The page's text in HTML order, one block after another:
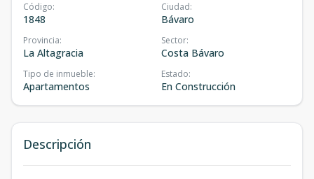
Código:
1848
Ciudad:
Bávaro
Provincia:
La Altagracia
Sector:
Costa Bávaro
Tipo de inmueble:
Apartamentos
Estado:
En Construcción
Descripción